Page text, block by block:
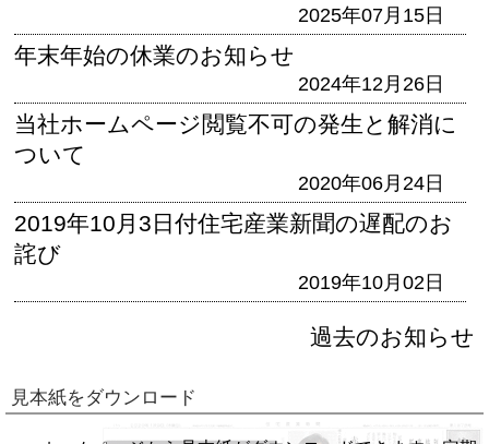
2025年07月15日
年末年始の休業のお知らせ
2024年12月26日
当社ホームページ閲覧不可の発生と解消に
ついて
2020年06月24日
2019年10月3日付住宅産業新聞の遅配のお
詫び
2019年10月02日
過去のお知らせ
見本紙をダウンロード